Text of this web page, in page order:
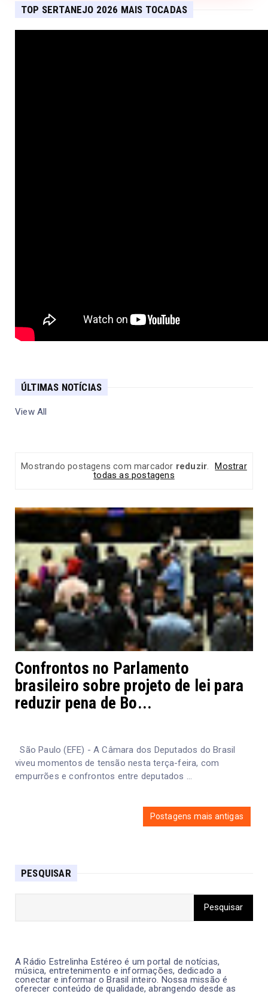
TOP SERTANEJO 2026 MAIS TOCADAS
ÚLTIMAS NOTÍCIAS
View All
Mostrando postagens com marcador reduzir.
Mostrar
todas as postagens
Confrontos no Parlamento
brasileiro sobre projeto de lei para
reduzir pena de Bo...
São Paulo (EFE) - A Câmara dos Deputados do Brasil
viveu momentos de tensão nesta terça-feira, com
empurrões e confrontos entre deputados ...
Postagens mais antigas
PESQUISAR
A Rádio Estrelinha Estéreo é um portal de notícias,
música, entretenimento e informações, dedicado a
conectar e informar o Brasil inteiro. Nossa missão é
oferecer conteúdo de qualidade, abrangendo desde as